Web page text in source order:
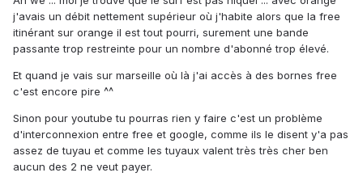
j'avais un débit nettement supérieur où j'habite alors que la free
itinérant sur orange il est tout pourri, surement une bande
passante trop restreinte pour un nombre d'abonné trop élevé.
Et quand je vais sur marseille où là j'ai accès à des bornes free
c'est encore pire ^^
Sinon pour youtube tu pourras rien y faire c'est un problème
d'interconnexion entre free et google, comme ils le disent y'a pas
assez de tuyau et comme les tuyaux valent très très cher ben
aucun des 2 ne veut payer.